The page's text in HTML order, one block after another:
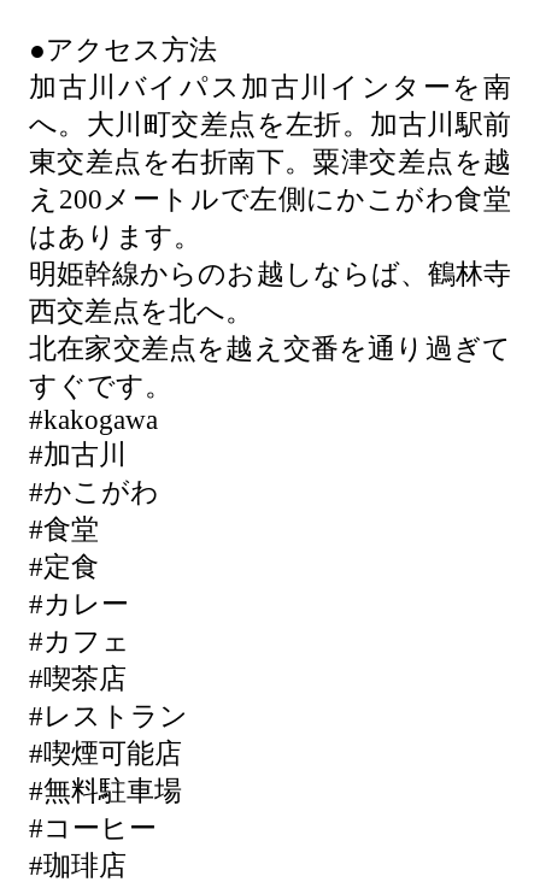
●アクセス方法
加古川バイパス加古川インターを南
へ。大川町交差点を左折。加古川駅前
東交差点を右折南下。粟津交差点を越
え200メートルで左側にかこがわ食堂
はあります。
明姫幹線からのお越しならば、鶴林寺
西交差点を北へ。
北在家交差点を越え交番を通り過ぎて
すぐです。
#kakogawa
#加古川
#かこがわ
#食堂
#定食
#カレー
#カフェ
#喫茶店
#レストラン
#喫煙可能店
#無料駐車場
#コーヒー
#珈琲店